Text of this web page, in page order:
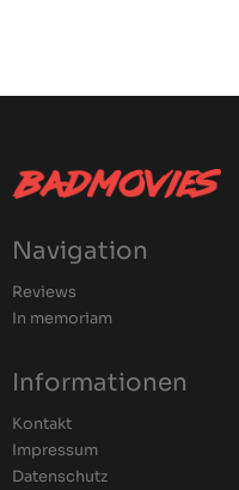
Navigation
Reviews
In memoriam
Informationen
Kontakt
Impressum
Datenschutz